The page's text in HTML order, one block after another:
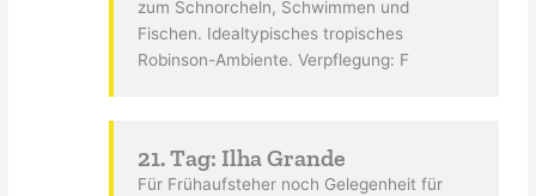
zum Schnorcheln, Schwimmen und
Fischen. Idealtypisches tropisches
Robinson-Ambiente. Verpflegung: F
21. Tag: Ilha Grande
Für Frühaufsteher noch Gelegenheit für